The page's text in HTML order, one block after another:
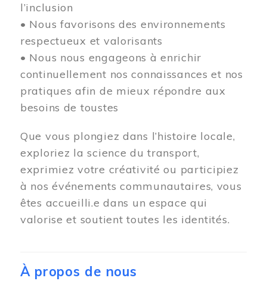
l’inclusion
• Nous favorisons des environnements
respectueux et valorisants
• Nous nous engageons à enrichir
continuellement nos connaissances et nos
pratiques afin de mieux répondre aux
besoins de toustes
Que vous plongiez dans l’histoire locale,
exploriez la science du transport,
exprimiez votre créativité ou participiez
à nos événements communautaires, vous
êtes accueilli.e dans un espace qui
valorise et soutient toutes les identités.
À propos de nous